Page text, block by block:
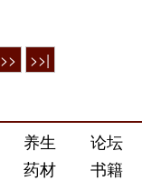
>> >>|
养生
论坛
药材
书籍